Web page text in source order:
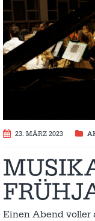
23. MÄRZ 2023
Einen Abend voller